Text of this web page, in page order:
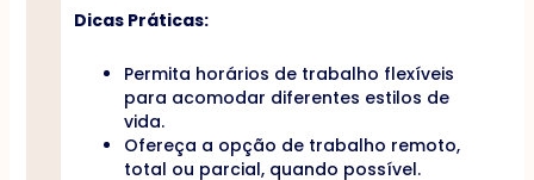
Dicas Práticas:
Permita horários de trabalho flexíveis
para acomodar diferentes estilos de
vida.
Ofereça a opção de trabalho remoto,
total ou parcial, quando possível.